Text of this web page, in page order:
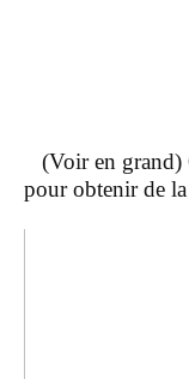
(Voir en
pour obtenir de